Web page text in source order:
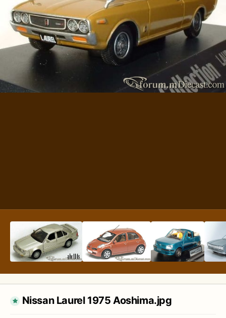
Nissan Laurel 1975 Aoshima.jpg